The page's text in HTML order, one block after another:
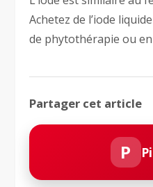
Achetez de l’iode
de phytothérapie ou
Partager cet article
P